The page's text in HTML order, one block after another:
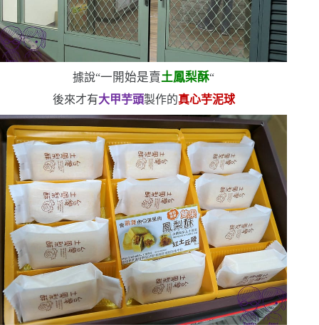
據說“一開始是賣 土鳳梨酥“
後來才有大甲芋頭製作的真心芋泥球